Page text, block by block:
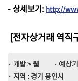
-상세보기: http://
[전자상거래 역직
· 개발 > 웹 · 예상
· 지역 : 경기 용인시